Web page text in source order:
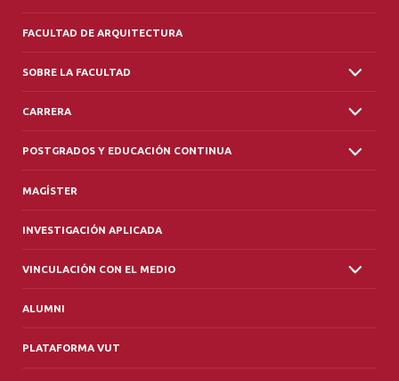
FACULTAD DE ARQUITECTURA
SOBRE LA FACULTAD
CARRERA
POSTGRADOS Y EDUCACIÓN CONTINUA
MAGÍSTER
INVESTIGACIÓN APLICADA
VINCULACIÓN CON EL MEDIO
ALUMNI
PLATAFORMA VUT